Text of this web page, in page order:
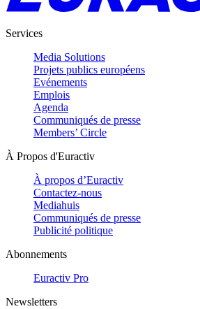
Services
Media Solutions
Projets publics européens
Evénements
Emplois
Agenda
Communiqués de presse
Members’ Circle
À Propos d'Euractiv
À propos d’Euractiv
Contactez-nous
Mediahuis
Communiqués de presse
Publicité politique
Abonnements
Euractiv Pro
Newsletters